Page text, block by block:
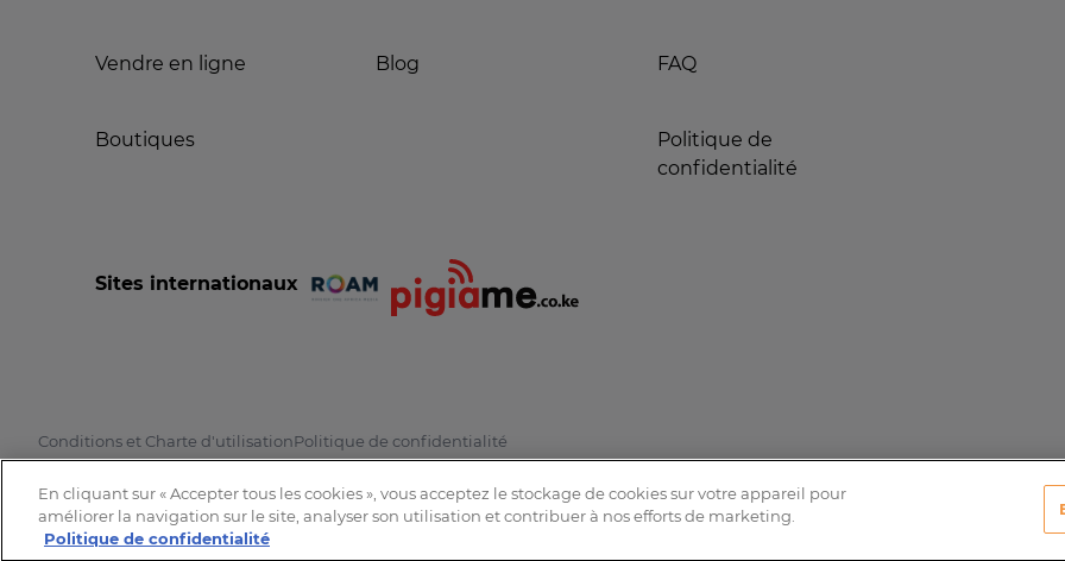
Vendre en ligne
Boutiques
Blog FAQ
Politique de
confidentialité
Sites internationaux
Conditions et Charte d'utilisationPolitique de confidentialité
En cliquant sur « Accepter tous les cookies », vous acceptez le stockage de cookies sur votre appareil pour
améliorer la navigation sur le site, analyser son utilisation et contribuer à nos efforts de marketing.
Politique de confidentialité